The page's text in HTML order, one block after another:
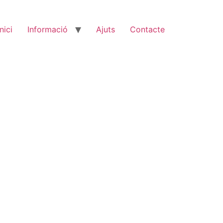
Informació Ajuts Contacte